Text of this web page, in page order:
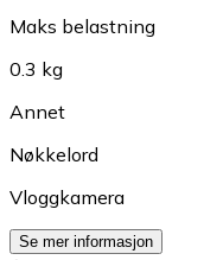
Maks belastning
0.3 kg
Annet
Nøkkelord
Vloggkamera
Se mer informasjon